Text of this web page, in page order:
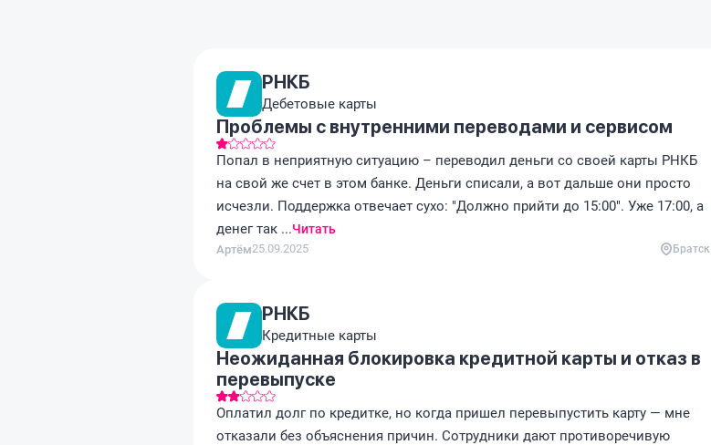
РНКБ
Дебетовые карты
Проблемы с внутренними переводами и сервисом
Попал в неприятную ситуацию – переводил деньги со своей карты РНКБ
на свой же счет в этом банке. Деньги списали, а вот дальше они просто
исчезли. Поддержка отвечает сухо: "Должно прийти до 15:00". Уже 17:00, а
денег так ...Читать
Артём25.09.2025 Братск
РНКБ
Кредитные карты
Неожиданная блокировка кредитной карты и отказ в
перевыпуске
Оплатил долг по кредитке, но когда пришел перевыпустить карту — мне
отказали без объяснения причин. Сотрудники дают противоречивую